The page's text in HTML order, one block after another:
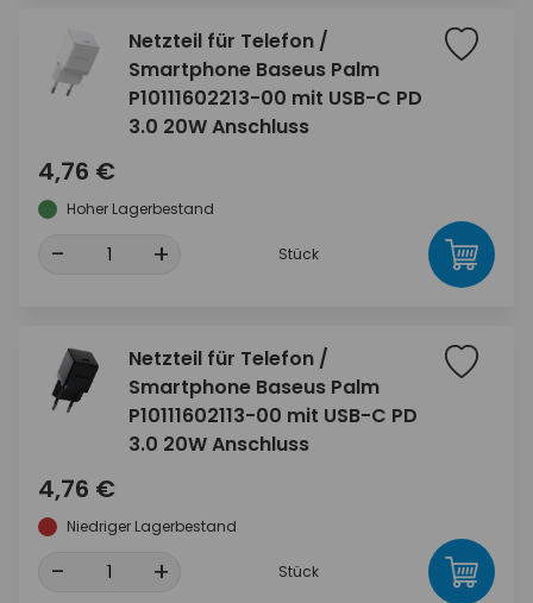
Netzteil für Telefon /
Smartphone Baseus Palm
P10111602213-00 mit USB-C PD
3.0 20W Anschluss
4,76 €
Hoher Lagerbestand
- + Stück
Netzteil für Telefon /
Smartphone Baseus Palm
P10111602113-00 mit USB-C PD
3.0 20W Anschluss
4,76 €
Niedriger Lagerbestand
- + Stück